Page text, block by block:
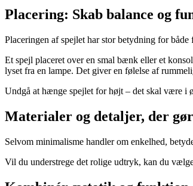
Placering: Skab balance og
Placeringen af spejlet har stor betydning for
Et spejl placeret over en smal bænk eller et
lyset fra en lampe. Det giver en følelse af
Undgå at hænge spejlet for højt – det skal være i
Materialer og detaljer, der
Selvom minimalisme handler om enkelhed,
Vil du understrege det rolige udtryk, kan du